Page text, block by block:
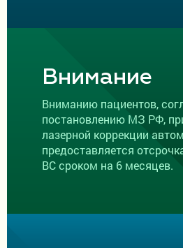
Лечение катаракты
Рефракционная
Внимание
Вниманию пациентов,
постановлению МЗ РФ,
лазерной коррекции
предоставляется
ВС сроком на 6 месяцев.